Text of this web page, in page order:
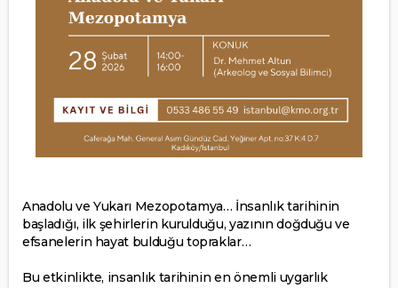
Anadolu ve Yukarı Mezopotamya… İnsanlık tarihinin
başladığı, ilk şehirlerin kurulduğu, yazının doğduğu ve
efsanelerin hayat bulduğu topraklar…
Bu etkinlikte, insanlık tarihinin en önemli uygarlık